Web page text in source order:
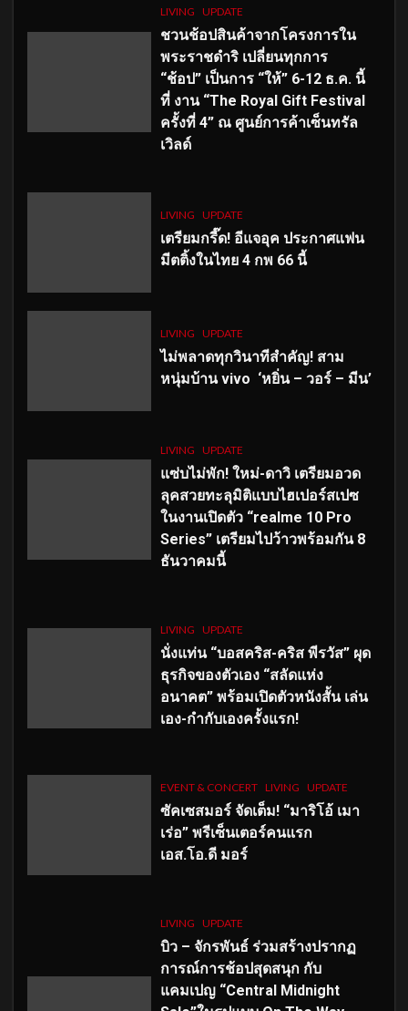
LIVING UPDATE
ชวนช้อปสินค้าจากโครงการใน
พระราชดำริ เปลี่ยนทุกการ
“ช้อป” เป็นการ “ให้” 6-12 ธ.ค. นี้
ที่ งาน “The Royal Gift Festival
ครั้งที่ 4” ณ ศูนย์การค้าเซ็นทรัล
เวิลด์
LIVING UPDATE
เตรียมกรี๊ด! อีแจอุค ประกาศแฟน
มีตติ้งในไทย 4 กพ 66 นี้
LIVING UPDATE
ไม่พลาดทุกวินาทีสำคัญ! สาม
หนุ่มบ้าน vivo ‘หยิ่น – วอร์ – มีน’
LIVING UPDATE
แซ่บไม่พัก! ใหม่-ดาวิ เตรียมอวด
ลุคสวยทะลุมิติแบบไฮเปอร์สเปซ
ในงานเปิดตัว “realme 10 Pro
Series” เตรียมไปว้าวพร้อมกัน 8
ธันวาคมนี้
LIVING UPDATE
นั่งแท่น “บอสคริส-คริส พีรวัส” ผุด
ธุรกิจของตัวเอง “สลัดแห่ง
อนาคต” พร้อมเปิดตัวหนังสั้น เล่น
เอง-กำกับเองครั้งแรก!
EVENT & CONCERT LIVING UPDATE
ซัคเซสมอร์ จัดเต็ม! “มาริโอ้ เมา
เร่อ” พรีเซ็นเตอร์คนแรก
เอส.โอ.ดี มอร์
LIVING UPDATE
บิว – จักรพันธ์ ร่วมสร้างปรากฏ
การณ์การช้อปสุดสนุก กับ
แคมเปญ “Central Midnight